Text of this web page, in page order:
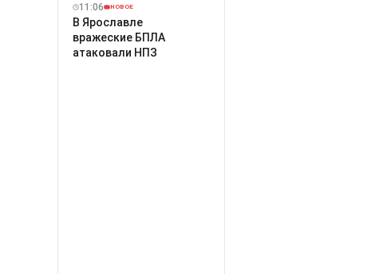
11:06 НОВОЕ
В Ярославле
вражеские БПЛА
атаковали НПЗ